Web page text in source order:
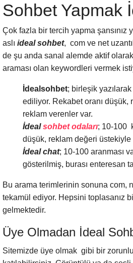
Sohbet Yapmak
Çok fazla bir tercih yapma
aslı ideal sohbet, com ve net
de şu anda sanal alemde aktif
araması olan keywordleri vermek
İdealsohbet; birleşik
ediliyor. Rekabet oranı düşük,
reklam verenler var.
İdealsohbet odaları; 10-100
düşük, reklam değeri üstekiyle
İdeal chat; 10-100 aranması
gösterilmiş, burası enteresan
Bu arama terimlerinin sonuna com,
tekamül ediyor. Hepsini toplasanız
gelmektedir.
Üye Olmadan İdeal
Sitemizde üye olmak gibi bir